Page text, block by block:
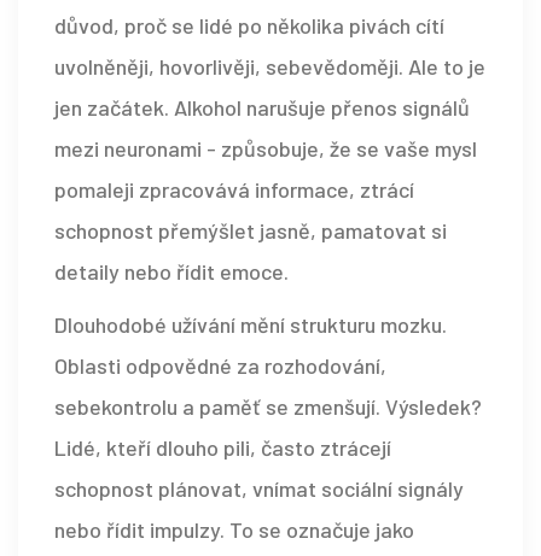
důvod, proč se lidé po několika pivách cítí
uvolněněji, hovorlivěji, sebevědoměji. Ale to je
jen začátek. Alkohol narušuje přenos signálů
mezi neuronami - způsobuje, že se vaše mysl
pomaleji zpracovává informace, ztrácí
schopnost přemýšlet jasně, pamatovat si
detaily nebo řídit emoce.
Dlouhodobé užívání mění strukturu mozku.
Oblasti odpovědné za rozhodování,
sebekontrolu a paměť se zmenšují. Výsledek?
Lidé, kteří dlouho pili, často ztrácejí
schopnost plánovat, vnímat sociální signály
nebo řídit impulzy. To se označuje jako